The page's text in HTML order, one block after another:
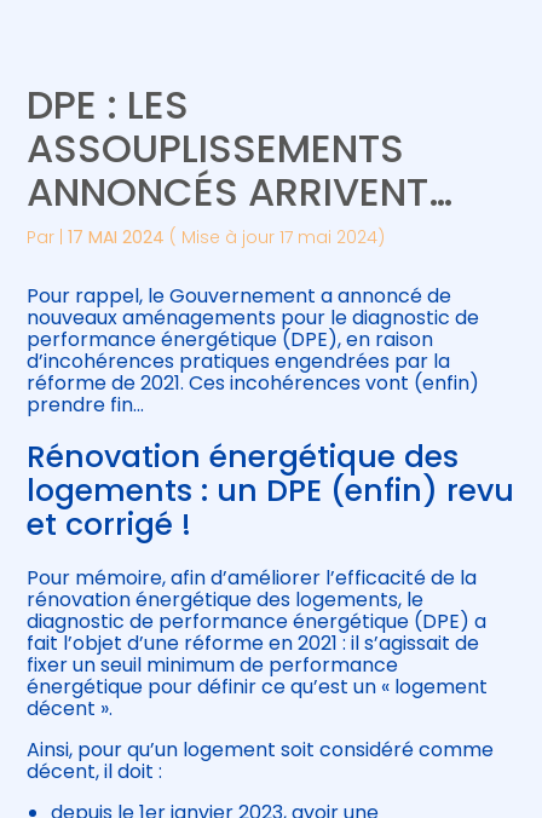
Gérer votre quotidien
Piloter votre entreprise
Développer votre entreprise
Construire votre patrimoine
Être prêt pour la facturation
électronique
Suivre votre comptabilité
Gérer vos ressources humaines
DPE : LES
ASSOUPLISSEMENTS
ANNONCÉS ARRIVENT…
Par |17 MAI 2024 ( Mise à jour 17 mai 2024)
Pour rappel, le Gouvernement a annoncé de
nouveaux aménagements pour le diagnostic de
performance énergétique (DPE), en raison
d’incohérences pratiques engendrées par la
réforme de 2021. Ces incohérences vont (enfin)
prendre fin…
Rénovation énergétique des
logements : un DPE (enfin) revu
et corrigé !
Pour mémoire, afin d’améliorer l’efficacité de la
rénovation énergétique des logements, le
diagnostic de performance énergétique (DPE) a
fait l’objet d’une réforme en 2021 : il s’agissait de
fixer un seuil minimum de performance
énergétique pour définir ce qu’est un « logement
décent ».
Ainsi, pour qu’un logement soit considéré comme
décent, il doit :